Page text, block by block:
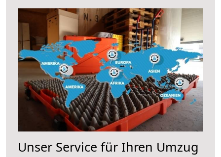
Unser Service für Ihren Umzug